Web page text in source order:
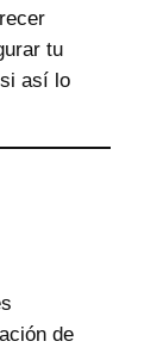
tu
así lo
de